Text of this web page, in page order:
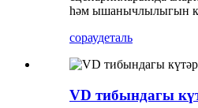
һәм ышанычлылыгын
сораудеталь
VD тибындагы